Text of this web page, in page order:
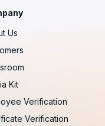
Us
Kit
Verification
Verification